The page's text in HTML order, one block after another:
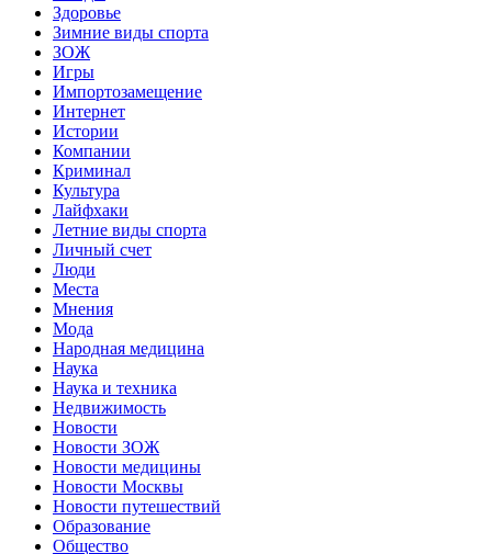
Здоровье
Зимние виды спорта
ЗОЖ
Игры
Импортозамещение
Интернет
Истории
Компании
Криминал
Культура
Лайфхаки
Летние виды спорта
Личный счет
Люди
Места
Мнения
Мода
Народная медицина
Наука
Наука и техника
Недвижимость
Новости
Новости ЗОЖ
Новости медицины
Новости Москвы
Новости путешествий
Образование
Общество